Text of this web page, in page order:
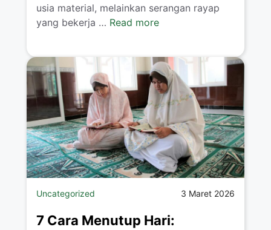
usia material, melainkan serangan rayap
yang bekerja … Read more
Uncategorized 3 Maret 2026
7 Cara Menutup Hari: